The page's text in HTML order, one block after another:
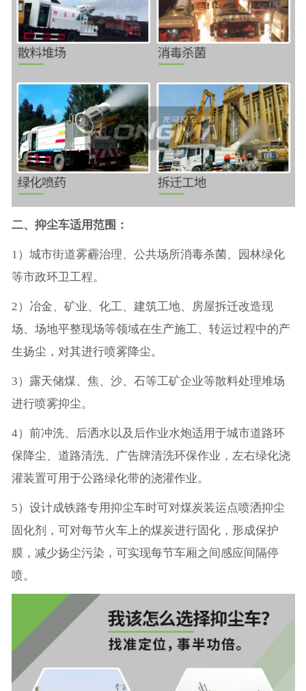
二、抑尘车适用范围：
1）城市街道雾霾治理、公共场所消毒杀菌、园林绿化
等市政环卫工程。
2）冶金、矿业、化工、建筑工地、房屋拆迁改造现
场、场地平整现场等领域在生产施工、转运过程中的产
生扬尘，对其进行喷雾降尘。
3）露天储煤、焦、沙、石等工矿企业等散料处理堆场
进行喷雾抑尘。
4）前冲洗、后洒水以及后作业水炮适用于城市道路环
保降尘、道路清洗、广告牌清洗环保作业，左右绿化浇
灌装置可用于公路绿化带的浇灌作业。
5）设计成铁路专用抑尘车时可对煤炭装运点喷洒抑尘
固化剂，可对每节火车上的煤炭进行固化，形成保护
膜，减少扬尘污染，可实现每节车厢之间感应间隔停
喷。